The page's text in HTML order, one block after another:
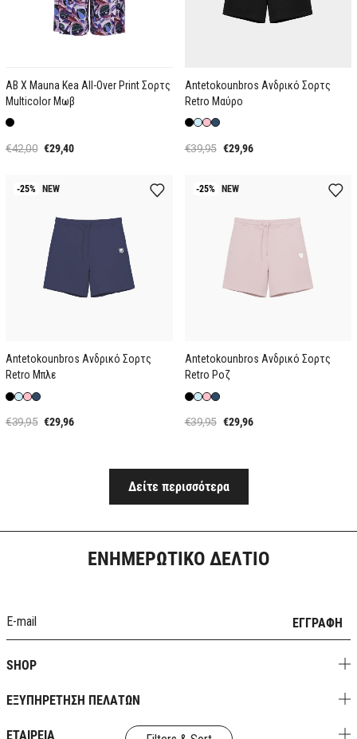
AB X Mauna Kea All-Over Print Σορτς
Multicolor Μωβ
€42,00 €29,40
Antetokounbros Ανδρικό Σορτς
Retro Μαύρο
€39,95 €29,96
-25% NEW
Antetokounbros Ανδρικό Σορτς
Retro Μπλε
€39,95 €29,96
-25% NEW
Antetokounbros Ανδρικό Σορτς
Retro Ροζ
€39,95 €29,96
Δείτε περισσότερα
ΕΝΗΜΕΡΩΤΙΚΟ ΔΕΛΤΙΟ
ΕΓΓΡΑΦΗ
SHOP
ΕΞΥΠΗΡΕΤΗΣΗ ΠΕΛΑΤΩΝ
ΕΤΑΙΡΕΙΑ